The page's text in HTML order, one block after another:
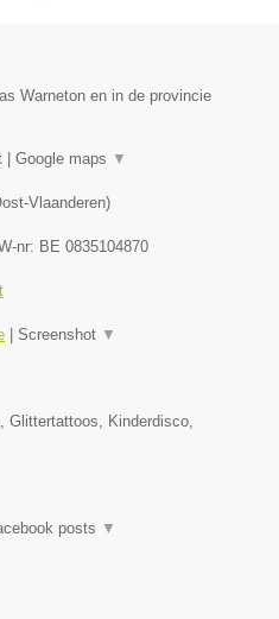
Warneton en in de provincie
| Google maps ▼
Vlaanderen)
nr: BE 0835104870
| Screenshot ▼
Glittertattoos, Kinderdisco,
posts ▼